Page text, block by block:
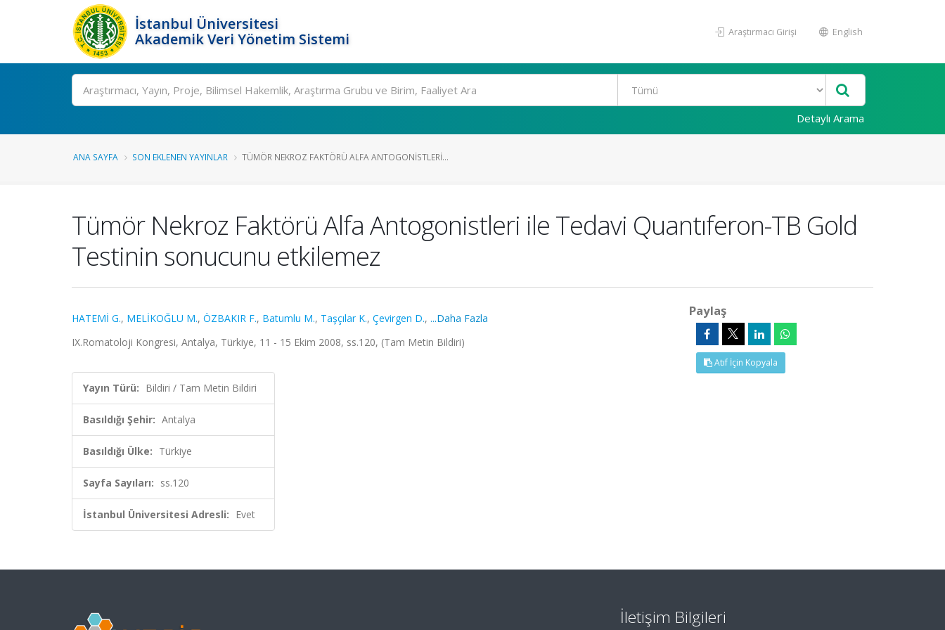
İstanbul Üniversitesi
Akademik Veri Yönetim Sistemi
Araştırmacı Girişi English
Ara
Detaylı Arama
ANA SAYFA SON EKLENEN YAYINLAR TÜMÖR NEKROZ FAKTÖRÜ ALFA ANTOGONISTLERI...
Tümör Nekroz Faktörü Alfa Antogonistleri ile Tedavi Quantıferon-TB Gold
Testinin sonucunu etkilemez
HATEMİ G., MELİKOĞLU M., ÖZBAKIR F., Batumlu M., Taşçılar K., Çevirgen D., ...Daha Fazla
IX.Romatoloji Kongresi, Antalya, Türkiye, 11 - 15 Ekim 2008, ss.120, (Tam Metin Bildiri)
Yayın Türü: Bildiri / Tam Metin Bildiri
Basıldığı Şehir: Antalya
Basıldığı Ülke: Türkiye
Sayfa Sayıları: ss.120
İstanbul Üniversitesi Adresli: Evet
Paylaş
Atıf İçin Kopyala
İletişim Bilgileri